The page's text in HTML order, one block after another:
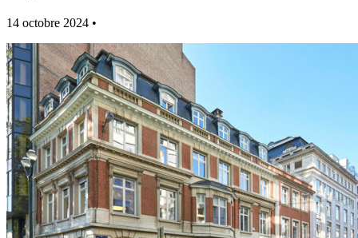
14 octobre 2024 •